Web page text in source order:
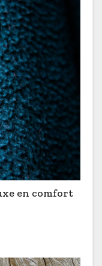
en comfort